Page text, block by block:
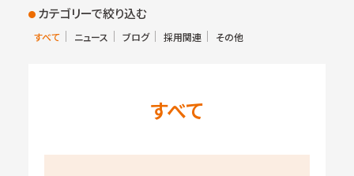
● カテゴリーで絞り込む
すべて ニュース ブログ 採用関連 その他
すべて